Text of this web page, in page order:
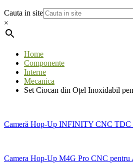
Cauta in site
×
Home
Componente
Interne
Mecanica
Set Ciocan din Oțel Inoxidabil
Cameră Hop-Up INFINITY CNC
Camera Hop-Up M4G Pro CNC